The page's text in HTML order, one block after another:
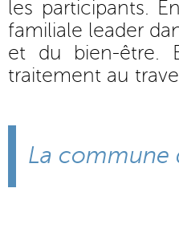
les participants.
familiale leader
et du bien-être.
traitement au
La commune